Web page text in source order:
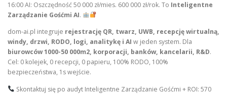
16:00 AI: Oszczędność 50 000 zł/mies. 600 000 zł/rok. To Inteligentne
Zarządzanie Gośćmi AI.
dom-ai.pl integruje rejestrację QR, twarz, UWB, recepcję wirtualną,
windy, drzwi, RODO, logi, analitykę i AI w jeden system. Dla
biurowców 1000-50 000m2, korporacji, banków, kancelarii, R&D.
Cel: 0 kolejek, 0 recepcji, 0 papieru, 100% RODO, 100%
bezpieczeństwa, 1s wejście.
Skontaktuj się po audyt Inteligentne Zarządzanie Gośćmi + ROI: 570